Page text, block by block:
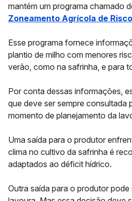
mantém um programa chamado
Zoneamento Agrícola de
Esse programa fornece
plantio de milho com menores
verão, como na safrinha, e para
Por conta dessas informações,
que deve ser sempre consultada
momento de planejamento da
Uma saída para o produtor
clima no cultivo da safrinha é
adaptados ao déficit hídrico.
Outra saída para o produtor pode